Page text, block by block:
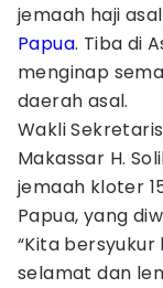
jemaah haji
Papua. Tiba di
menginap
daerah asal.
Wakli
Makassar H.
jemaah kloter
Papua, yang
“Kita
selamat dan